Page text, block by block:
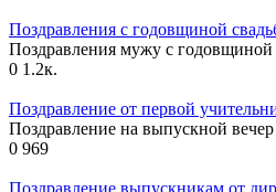
Поздравления с годовщиной
Поздравления мужу с годовщиной
0 1.2к.
Поздравление от первой
Поздравление на выпускной вечер
0 969
Поздравление выпускникам от